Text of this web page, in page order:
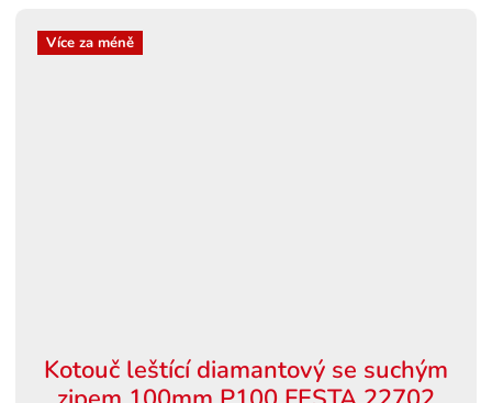
Více za méně
Kotouč leštící diamantový se suchým